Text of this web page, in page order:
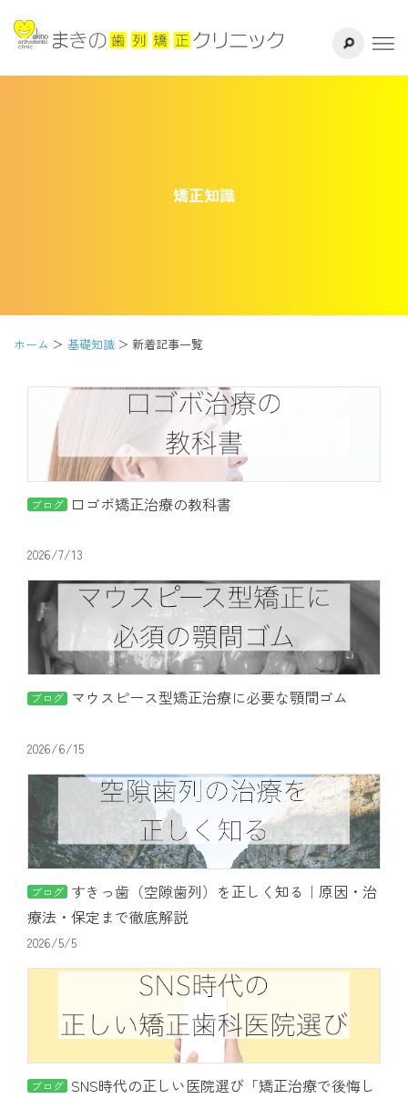
千葉県八千
よくある質問
通院中の方はこちら
初診相談予約
サイト内検索
矯正知識
ホーム 基礎知識 新着記事一覧
ブログ 口ゴボ矯正治療の教科書
2026/7/13
ブログ マウスピース型矯正治療に必要な顎間ゴム
2026/6/15
ブログ すきっ歯（空隙歯列）を正しく知る｜原因・治
療法・保定まで徹底解説
2026/5/5
ブログ SNS時代の正しい医院選び「矯正治療で後悔し